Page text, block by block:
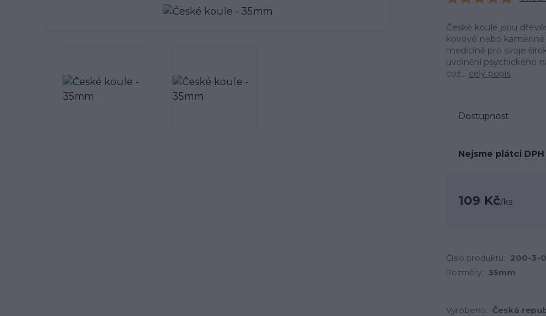
České koule jsou
kovové nebo
medicíně pro svoje
uvolnění psychického
což... celý popis
Dostupnost
Nejsme plátci DPH
109 Kč/ks
Číslo produktu: 200-3-
Rozměry:
35mm
Vyrobeno:
Česká